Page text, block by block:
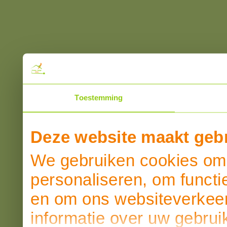
Toestemming
Deze website maakt
We gebruiken cookies
personaliseren, om
en om ons
informatie over uw